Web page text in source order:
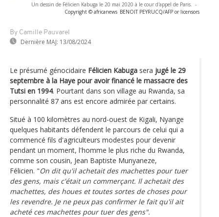
Un dessin de Félicien Kabuga le 20 mai 2020 à le cour d'appel de Paris. -
Copyright © africanews BENOIT PEYRUCQ/AFP or licensors
By Camille Pauvarel
Dernière MAJ: 13/08/2024
Le présumé génocidaire Félicien Kabuga sera jugé le 29
septembre à la Haye pour avoir financé le massacre des
Tutsi en 1994. Pourtant dans son village au Rwanda, sa
personnalité 87 ans est encore admirée par certains.
Situé à 100 kilomètres au nord-ouest de Kigali, Nyange
quelques habitants défendent le parcours de celui qui a
commencé fils d'agriculteurs modestes pour devenir
pendant un moment, l'homme le plus riche du Rwanda,
comme son cousin, Jean Baptiste Munyaneze,
Félicien. "On dit qu'il achetait des machettes pour tuer
des gens, mais c'était un commerçant. Il achetait des
machettes, des houes et toutes sortes de choses pour
les revendre. Je ne peux pas confirmer le fait qu'il ait
acheté ces machettes pour tuer des gens".